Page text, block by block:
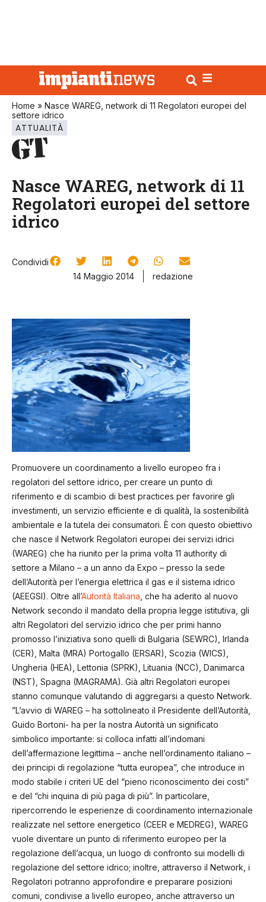
Home » Nasce WAREG, network di 11 Regolatori europei del
settore idrico
ATTUALITÀ
Nasce WAREG, network di 11
Regolatori europei del settore
idrico
Condividi
14 Maggio 2014
redazione
Promuovere un coordinamento a livello europeo fra i
regolatori del settore idrico, per creare un punto di
riferimento e di scambio di best practices per favorire gli
investimenti, un servizio efficiente e di qualità, la sostenibilità
ambientale e la tutela dei consumatori. È con questo obiettivo
che nasce il Network Regolatori europei dei servizi idrici
(WAREG) che ha riunito per la prima volta 11 authority di
settore a Milano – a un anno da Expo – presso la sede
dell’Autorità per l’energia elettrica il gas e il sistema idrico
(AEEGSI). Oltre all’Autorità Italiana , che ha aderito al nuovo
Network secondo il mandato della propria legge istitutiva, gli
altri Regolatori del servizio idrico che per primi hanno
promosso l’iniziativa sono quelli di Bulgaria (SEWRC), Irlanda
(CER), Malta (MRA) Portogallo (ERSAR), Scozia (WICS),
Ungheria (HEA), Lettonia (SPRK), Lituania (NCC), Danimarca
(NST), Spagna (MAGRAMA). Già altri Regolatori europei
stanno comunque valutando di aggregarsi a questo Network.
”L’avvio di WAREG – ha sottolineato il Presidente dell’Autorità,
Guido Bortoni- ha per la nostra Autorità un significato
simbolico importante: si colloca infatti all’indomani
dell’affermazione legittima – anche nell’ordinamento italiano –
dei principi di regolazione “tutta europea”, che introduce in
modo stabile i criteri UE del “pieno riconoscimento dei costi”
e del “chi inquina di più paga di più”. In particolare,
ripercorrendo le esperienze di coordinamento internazionale
realizzate nel settore energetico (CEER e MEDREG), WAREG
vuole diventare un punto di riferimento europeo per la
regolazione dell’acqua, un luogo di confronto sui modelli di
regolazione del settore idrico; inoltre, attraverso il Network, i
Regolatori potranno approfondire e preparare posizioni
comuni, condivise a livello europeo, anche attraverso un